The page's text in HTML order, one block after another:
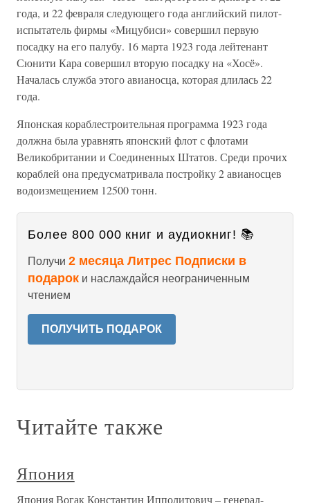
года, и 22 февраля следующего года английский пилот-
испытатель фирмы «Мицубиси» совершил первую
посадку на его палубу. 16 марта 1923 года лейтенант
Сюнити Кара совершил вторую посадку на «Хосё».
Началась служба этого авианосца, которая длилась 22
года.
Японская кораблестроительная программа 1923 года
должна была уравнять японский флот с флотами
Великобритании и Соединенных Штатов. Среди прочих
кораблей она предусматривала постройку 2 авианосцев
водоизмещением 12500 тонн.
Более 800 000 книг и аудиокниг! 📚
Получи 2 месяца Литрес Подписки в
подарок и наслаждайся неограниченным
чтением
ПОЛУЧИТЬ ПОДАРОК
Читайте также
Япония
Япония Вогак Константин Ипполитович – генерал-